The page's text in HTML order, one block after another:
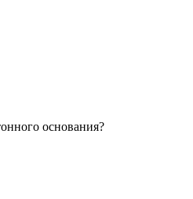
основания?